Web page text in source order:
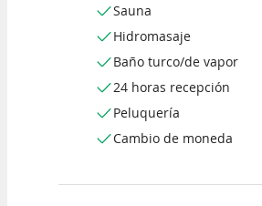
Sauna
Hidromasaje
Baño turco/de vapor
24 horas recepción
Peluquería
Cambio de moneda